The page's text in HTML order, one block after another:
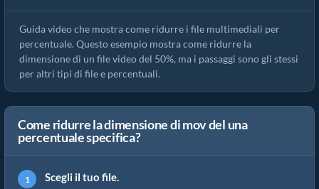
Guida video che mostra come ridurre i file multimediali per
percentuale. Questo esempio mostra come ridurre la
dimensione di un file video del 50%, ma i passaggi sono gli stessi
per altri tipi di file e percentuali.
Come ridurre la dimensione di mov del una
percentuale specifica?
Scegli il tuo file.